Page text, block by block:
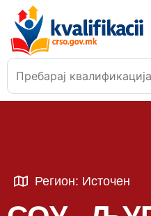
Регион: Источен